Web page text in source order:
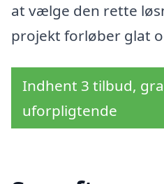
at vælge den rette
projekt forløber glat
Indhent 3 tilbud,
uforpligtende